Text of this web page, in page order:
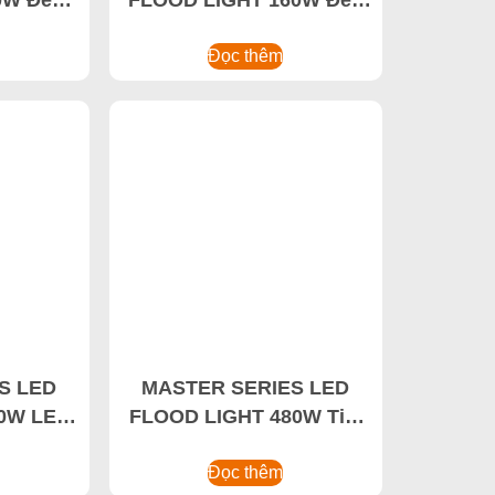
pha LED sân vận động
Đọc thêm
LED
LED
MASTER SERIES LED
FLOOD LIGHT 480W Tiết
Bay Light, Nhà sản xuất
Đọc thêm